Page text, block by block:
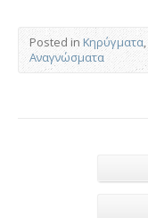
Posted in Κηρύγματα,
Αναγνώσματα